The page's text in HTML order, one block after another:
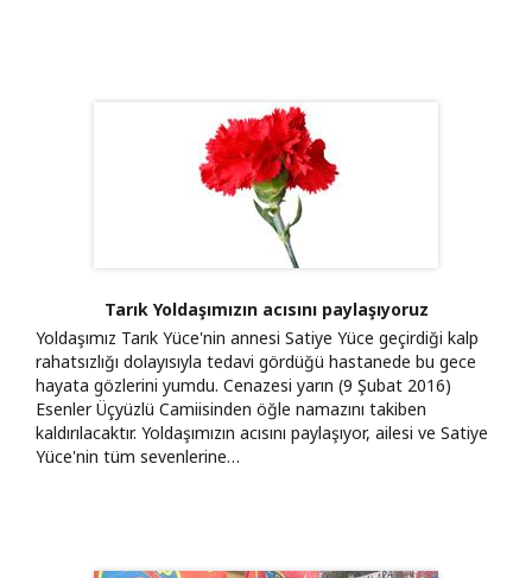
Tarık Yoldaşımızın acısını paylaşıyoruz
Yoldaşımız Tarık Yüce'nin annesi Satiye Yüce geçirdiği kalp
rahatsızlığı dolayısıyla tedavi gördüğü hastanede bu gece
hayata gözlerini yumdu. Cenazesi yarın (9 Şubat 2016)
Esenler Üçyüzlü Camiisinden öğle namazını takiben
kaldırılacaktır. Yoldaşımızın acısını paylaşıyor, ailesi ve Satiye
Yüce'nin tüm sevenlerine…